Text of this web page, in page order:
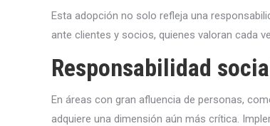
Esta adopción no solo refleja una
ante clientes y socios, quienes valoran cada
Responsabilidad
En áreas con gran afluencia de personas,
adquiere una dimensión aún más crítica.